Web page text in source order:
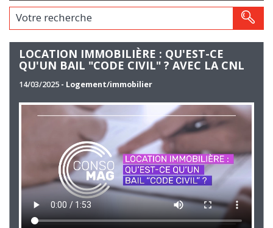
Votre recherche
LOCATION IMMOBILIÈRE : QU'EST-CE
QU'UN BAIL "CODE CIVIL" ? AVEC LA CNL
14/03/2025 - Logement/immobilier